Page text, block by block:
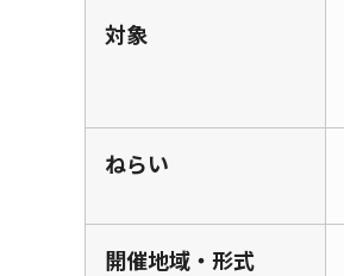
対象
ねらい
開催地域・形式